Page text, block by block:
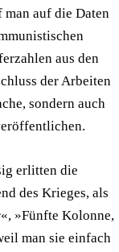
auf die Daten
aus den
der Arbeiten
sondern auch
erlitten die
des Krieges, als
»Fünfte Kolonne,
man sie einfach